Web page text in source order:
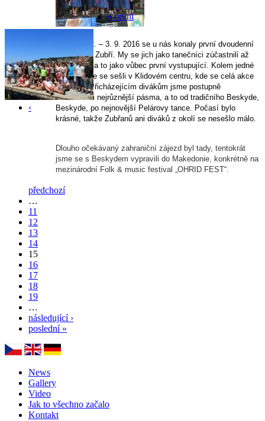
Ve dnech 2. – 3. 9. 2016 se u nás konaly první dvoudenní
Dny města Zubří. My se jich jako tanečníci zúčastnili až
druhý den, a to jako vůbec první vystupující. Kolem jedné
hodiny jsme se sešli v Klidovém centru, kde se celá akce
pořádala. Přicházejícím divákům jsme postupně
zatancovali nejrůznější pásma, a to od tradičního Beskyde,
Beskyde, po nejnovější Pelárovy tance. Počasí bylo
krásné, takže Zubřanů ani diváků z okolí se nesešlo málo.
Dlouho očekávaný zahraniční zájezd byl tady, tentokrát
jsme se s Beskydem vypravili do Makedonie, konkrétně na
mezinárodní Folk & music festival „OHRID FEST“.
« první
‹
předchozí
…
11
12
13
14
15
16
17
18
19
…
následující ›
poslední »
News
Gallery
Video
Jak to všechno začalo
Kontakt